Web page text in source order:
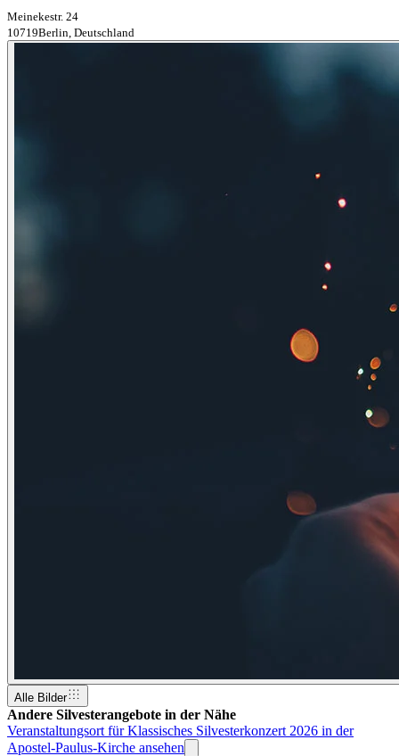
Meinekestr. 24
10719Berlin, Deutschland
Alle Bilder
Andere Silvesterangebote in der Nähe
Veranstaltungsort für Klassisches Silvesterkonzert 2026 in der
Apostel-Paulus-Kirche ansehen